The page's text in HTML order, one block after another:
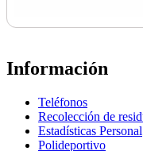
Información
Teléfonos
Recolección de
Estadísticas Personal
Polideportivo